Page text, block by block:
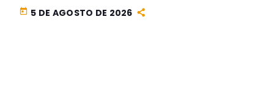
today 5 DE AGOSTO DE 2026